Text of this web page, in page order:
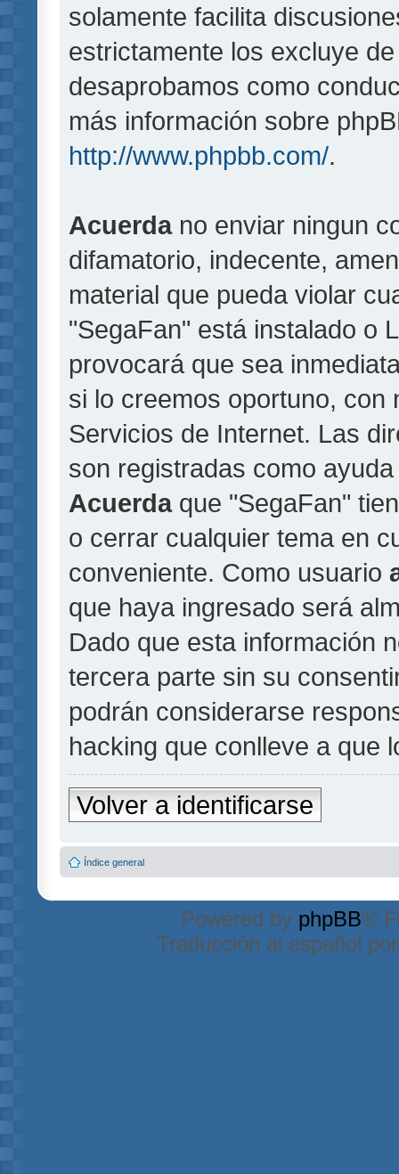
solamente facilita
estrictamente los excluye
desaprobamos como
más información sobre
http://www.phpbb.com/.
Acuerdano enviar ningun
difamatorio, indecente,
material que pueda violar
"SegaFan" está instalado o
provocará que sea
si lo creemos oportuno, con
Servicios de Internet. Las
son registradas como
Acuerdaque "SegaFan"
o cerrar cualquier tema en
conveniente. Como usuario
que haya ingresado será
Dado que esta información
tercera parte sin su
podrán considerarse
hacking que conlleve a que
Volver a identificarse
Índice general
Powered by phpBB®
Traducción al español